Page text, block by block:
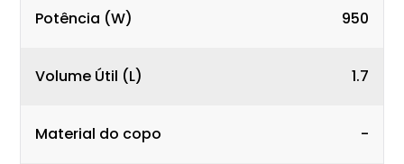
Potência (W) 950
Volume Útil (L) 1.7
Material do copo -